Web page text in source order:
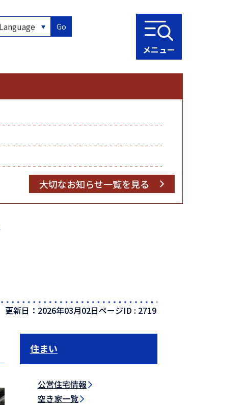
Go
メニュー
大切なお知らせ一覧を見る
更新日：2026年03月02日ページID : 2719
住まい
公営住宅情報
空き家一覧